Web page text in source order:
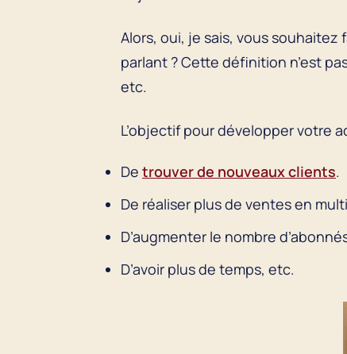
Alors, oui, je sais, vous
parlant ? Cette définition n’est
etc.
L’objectif pour développer votre
De trouver de nouveaux clients.
De réaliser plus de ventes en
D’augmenter le nombre
D’avoir plus de temps, etc.